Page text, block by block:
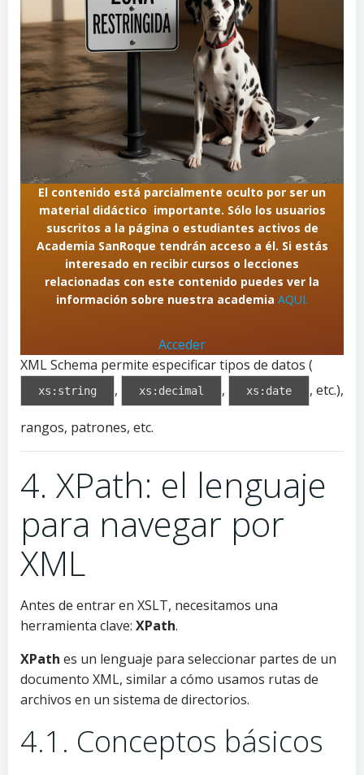
El contenido está parcialmente oculto por ser un
material didáctico importante. Sólo los usuarios
suscritos a la página o estudiantes activos de
Academia SanRoque tendrán acceso a él. Si estás
interesado en recibir cursos o lecciones
relacionadas con este contenido puedes ver la
información sobre nuestra academia AQUI.
Acceder
XML Schema permite especificar tipos de datos (
xs:string , xs:decimal , xs:date , etc.),
rangos, patrones, etc.
4. XPath: el lenguaje
para navegar por
XML
Antes de entrar en XSLT, necesitamos una
herramienta clave: XPath.
XPath es un lenguaje para seleccionar partes de un
documento XML, similar a cómo usamos rutas de
archivos en un sistema de directorios.
4.1. Conceptos básicos